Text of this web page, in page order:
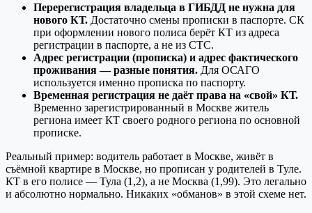
Перерегистрация владельца в ГИБДД не нужна для
нового КТ. Достаточно смены прописки в паспорте. СК
при оформлении нового полиса берёт КТ из адреса
регистрации в паспорте, а не из СТС.
Адрес регистрации (прописка) и адрес фактического
проживания — разные понятия. Для ОСАГО
используется именно прописка по паспорту.
Временная регистрация не даёт права на «свой» КТ.
Временно зарегистрированный в Москве житель
региона имеет КТ своего родного региона по основной
прописке.
Реальный пример: водитель работает в Москве, живёт в
съёмной квартире в Москве, но прописан у родителей в Туле.
КТ в его полисе — Тула (1,2), а не Москва (1,99). Это легально
и абсолютно нормально. Никаких «обманов» в этой схеме нет.